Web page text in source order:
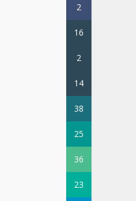
2
16
2
14
38
25
36
23